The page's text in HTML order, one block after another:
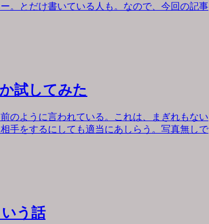
。とだけ書いている人も。なので、今回の記事
試してみた
のように言われている。これは、まぎれもない
手をするにしても適当にあしらう。写真無しで
う話